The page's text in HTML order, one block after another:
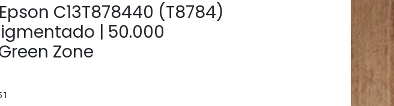
C13T878440 (T8784)
| 50.000
Zone